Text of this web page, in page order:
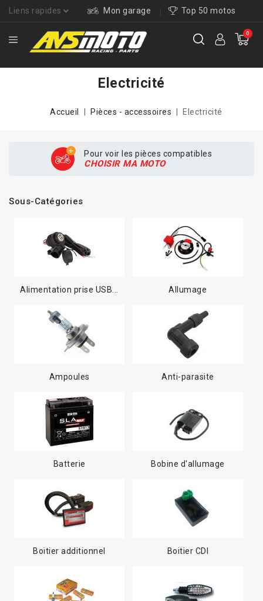
Liens rapides Mon garage Top 50 motos
0
Electricité
Accueil Pièces - accessoires Electricité
Pour voir les pièces compatibles
CHOISIR MA MOTO
Sous-Catégories
Alimentation prise USB... Allumage
Ampoules Anti-parasite
Batterie Bobine d'allumage
Boitier additionnel Boitier CDI